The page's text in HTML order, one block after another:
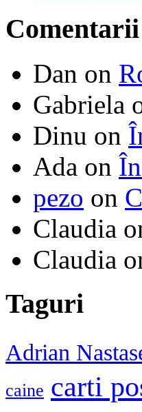
Dan on
Gabriela
Dinu on
Ada on
pezo on
Claudia
Claudia
Taguri
Adrian
caine carti